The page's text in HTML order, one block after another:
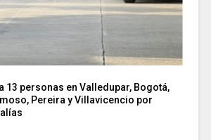
13 personas en Valledupar, Bogotá,
Pereira y Villavicencio por